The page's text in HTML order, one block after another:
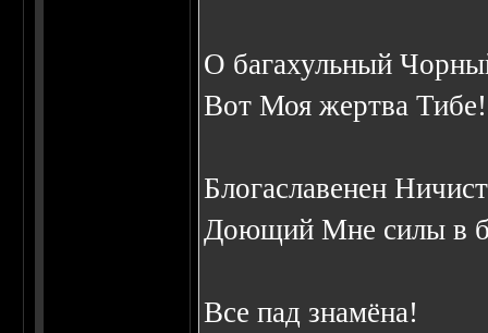
О багахульный
Вот Моя жертва Тибе!
Блогаславенен
Доющий Мне силы в
Все пад знамёна!